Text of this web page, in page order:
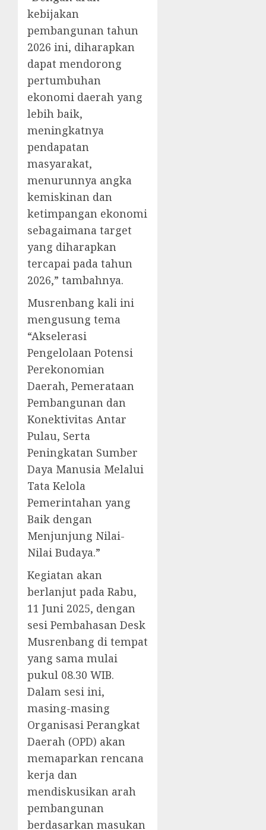
kebijakan
pembangunan tahun
2026 ini, diharapkan
dapat mendorong
pertumbuhan
ekonomi daerah yang
lebih baik,
meningkatnya
pendapatan
masyarakat,
menurunnya angka
kemiskinan dan
ketimpangan ekonomi
sebagaimana target
yang diharapkan
tercapai pada tahun
2026,” tambahnya.
Musrenbang kali ini
mengusung tema
“Akselerasi
Pengelolaan Potensi
Perekonomian
Daerah, Pemerataan
Pembangunan dan
Konektivitas Antar
Pulau, Serta
Peningkatan Sumber
Daya Manusia Melalui
Tata Kelola
Pemerintahan yang
Baik dengan
Menjunjung Nilai-
Nilai Budaya.”
Kegiatan akan
berlanjut pada Rabu,
11 Juni 2025, dengan
sesi Pembahasan Desk
Musrenbang di tempat
yang sama mulai
pukul 08.30 WIB.
Dalam sesi ini,
masing-masing
Organisasi Perangkat
Daerah (OPD) akan
memaparkan rencana
kerja dan
mendiskusikan arah
pembangunan
berdasarkan masukan